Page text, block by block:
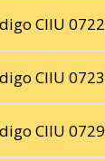
CIIU 0722
CIIU 0723
CIIU 0729